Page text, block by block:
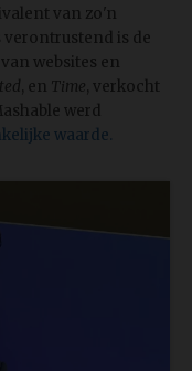
van zo'n
verontrustend is de
van websites en
, en Time , verkocht
werd
waarde.